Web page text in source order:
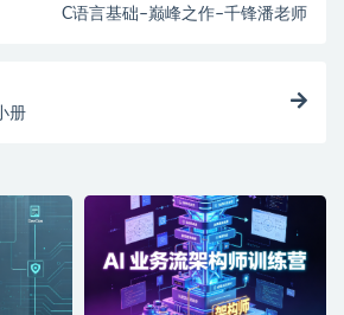
C语言基础–巅峰之作–千锋潘老师
册